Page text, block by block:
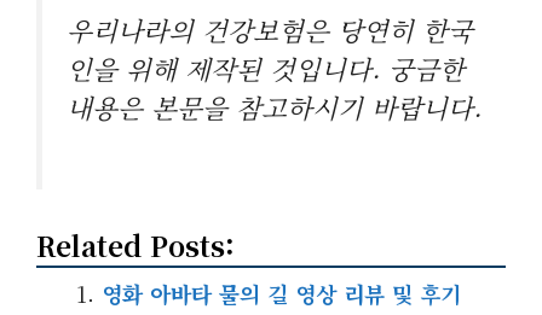
우리나라의 건강보험은 당연히 한국
인을 위해 제작된 것입니다. 궁금한
내용은 본문을 참고하시기 바랍니다.
Related Posts:
영화 아바타 물의 길 영상 리뷰 및 후기